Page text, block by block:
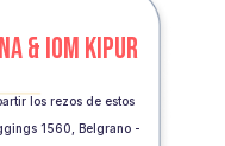
& IOM KIPUR
los rezos de estos
1560, Belgrano -